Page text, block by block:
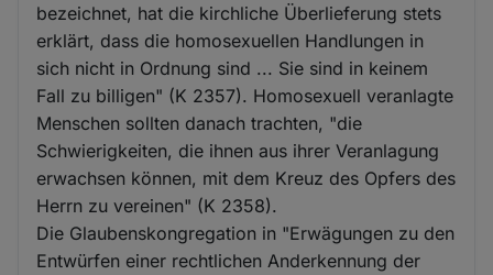
bezeichnet, hat die kirchliche Überlieferung stets
erklärt, dass die homosexuellen Handlungen in
sich nicht in Ordnung sind ... Sie sind in keinem
Fall zu billigen" (K 2357). Homosexuell veranlagte
Menschen sollten danach trachten, "die
Schwierigkeiten, die ihnen aus ihrer Veranlagung
erwachsen können, mit dem Kreuz des Opfers des
Herrn zu vereinen" (K 2358).
Die Glaubenskongregation in "Erwägungen zu den
Entwürfen einer rechtlichen Anderkennung der